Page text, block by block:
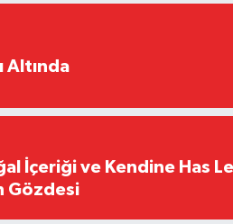
Altında
İçeriği ve Kendine Has
Gözdesi